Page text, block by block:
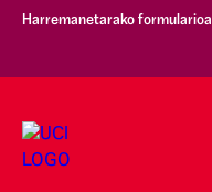
Harremanetarako formularioa